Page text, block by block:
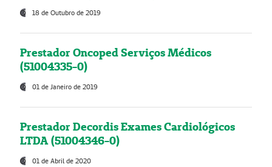
18 de Outubro de 2019
Prestador Oncoped Serviços Médicos
(51004335-0)
01 de Janeiro de 2019
Prestador Decordis Exames Cardiológicos
LTDA (51004346-0)
01 de Abril de 2020